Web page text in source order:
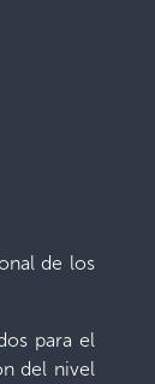
de los
para el
del nivel